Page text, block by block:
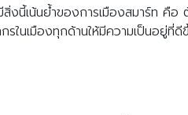
สิ่งนี้เน้นย้ำของการเมืองสมาร์ท คือ
กรในเมืองทุกด้านให้มีความเป็นอยู่